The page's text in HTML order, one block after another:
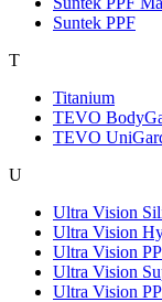
Suntek PPF
T
Titanium
TEVO
TEVO
U
Ultra Vision
Ultra Vision
Ultra Vision
Ultra Vision
Ultra Vision